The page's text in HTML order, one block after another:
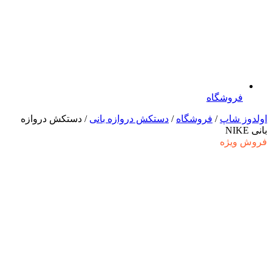
فروشگاه
اولدوز شاپ / فروشگاه / دستکش دروازه بانی / دستکش دروازه
بانی NIKE
فروش ویژه